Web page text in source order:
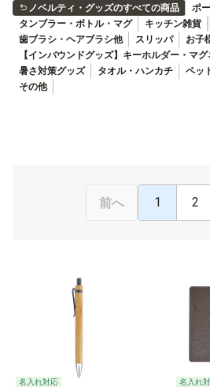
ノベルティ・グッズのすべての商品 ポ
タンブラー・ボトル・マグ
キッチン雑貨
歯ブラシ・ヘアブラシ他
スリッパ
お子
【インバウンドグッズ】キーホルダー・マ
暑さ対策グッズ
タオル・ハンカチ
ペッ
その他
前へ 1 2
名入れ対応 名入れ